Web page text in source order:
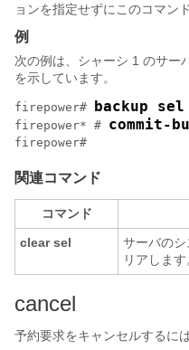
ョンを指定せずにこのコマン
例
次の例は、シャーシ 1 のサー
を示しています。
firepower# backup
firepower* # commit-
関連コマンド
コマンド
clear sel
サーバの
リアします
cancel
予約要求をキャンセルするには